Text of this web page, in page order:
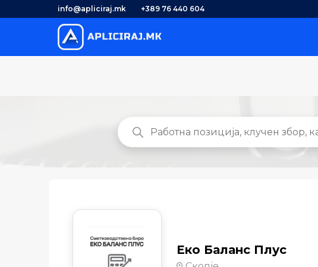
info@apliciraj.mk +389 76 440 604
Еко Баланс Плус